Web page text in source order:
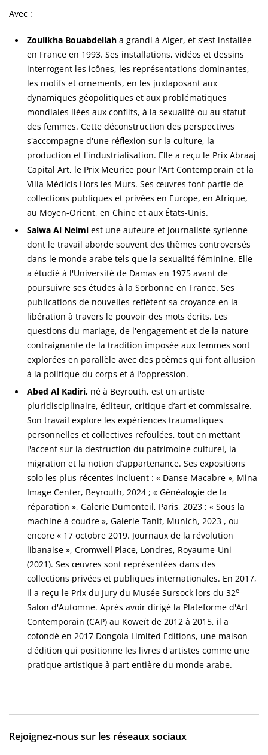
Avec :
Zoulikha Bouabdellah a grandi à Alger, et s’est installée
en France en 1993. Ses installations, vidéos et dessins
interrogent les icônes, les représentations dominantes,
les motifs et ornements, en les juxtaposant aux
dynamiques géopolitiques et aux problématiques
mondiales liées aux conflits, à la sexualité ou au statut
des femmes. Cette déconstruction des perspectives
s'accompagne d'une réflexion sur la culture, la
production et l'industrialisation. Elle a reçu le Prix Abraaj
Capital Art, le Prix Meurice pour l'Art Contemporain et la
Villa Médicis Hors les Murs. Ses œuvres font partie de
collections publiques et privées en Europe, en Afrique,
au Moyen-Orient, en Chine et aux États-Unis.
Salwa Al Neimi est une auteure et journaliste syrienne
dont le travail aborde souvent des thèmes controversés
dans le monde arabe tels que la sexualité féminine. Elle
a étudié à l'Université de Damas en 1975 avant de
poursuivre ses études à la Sorbonne en France. Ses
publications de nouvelles reflètent sa croyance en la
libération à travers le pouvoir des mots écrits. Les
questions du mariage, de l'engagement et de la nature
contraignante de la tradition imposée aux femmes sont
explorées en parallèle avec des poèmes qui font allusion
à la politique du corps et à l'oppression.
Abed Al Kadiri, né à Beyrouth, est un artiste
pluridisciplinaire, éditeur, critique d’art et commissaire.
Son travail explore les expériences traumatiques
personnelles et collectives refoulées, tout en mettant
l'accent sur la destruction du patrimoine culturel, la
migration et la notion d’appartenance. Ses expositions
solo les plus récentes incluent : « Danse Macabre », Mina
Image Center, Beyrouth, 2024 ; « Généalogie de la
réparation », Galerie Dumonteil, Paris, 2023 ; « Sous la
machine à coudre », Galerie Tanit, Munich, 2023 , ou
encore « 17 octobre 2019. Journaux de la révolution
libanaise », Cromwell Place, Londres, Royaume-Uni
(2021). Ses œuvres sont représentées dans des
collections privées et publiques internationales. En 2017,
il a reçu le Prix du Jury du Musée Sursock lors du 32e
Salon d'Automne. Après avoir dirigé la Plateforme d'Art
Contemporain (CAP) au Koweït de 2012 à 2015, il a
cofondé en 2017 Dongola Limited Editions, une maison
d'édition qui positionne les livres d'artistes comme une
pratique artistique à part entière du monde arabe.
Rejoignez-nous sur les réseaux sociaux